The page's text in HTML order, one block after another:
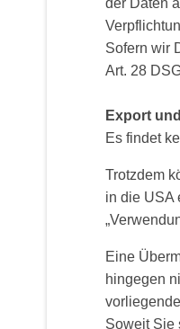
der Daten
Sofern wir
Art. 28
Export
Es findet
Trotzdem
in die USA
Eine
hingegen
Soweit Sie